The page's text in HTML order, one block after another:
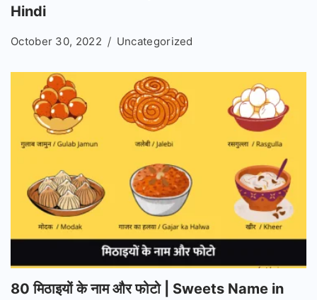
Hindi
October 30, 2022 Uncategorized
80 मिठाइयों के नाम और फोटो | Sweets Name in